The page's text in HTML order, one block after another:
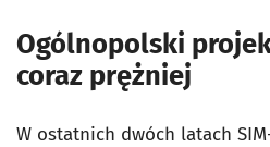
Ogólnopolski
coraz prężniej
W ostatnich dwóch latach